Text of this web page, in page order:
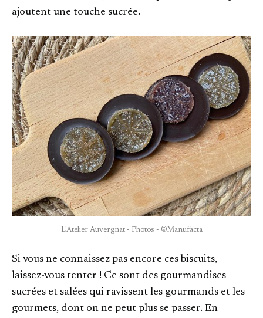
ajoutent une touche sucrée.
L'Atelier Auvergnat - Photos - ©Manufacta
Si vous ne connaissez pas encore ces biscuits,
laissez-vous tenter ! Ce sont des gourmandises
sucrées et salées qui ravissent les gourmands et les
gourmets, dont on ne peut plus se passer. En